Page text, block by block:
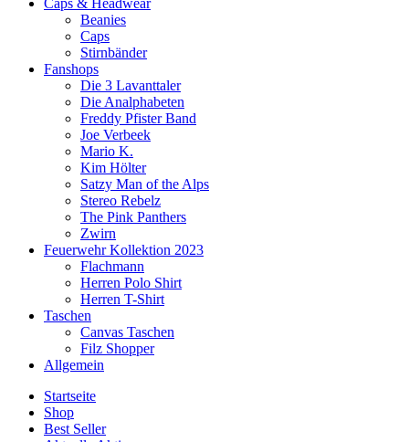
Beanies
Caps
Stirnbänder
Fanshops
Die 3 Lavanttaler
Die Analphabeten
Freddy Pfister Band
Joe Verbeek
Mario K.
Kim Hölter
Satzy Man of the Alps
Stereo Rebelz
The Pink Panthers
Zwirn
Feuerwehr Kollektion 2023
Flachmann
Herren Polo Shirt
Herren T-Shirt
Taschen
Canvas Taschen
Filz Shopper
Allgemein
Startseite
Shop
Best Seller